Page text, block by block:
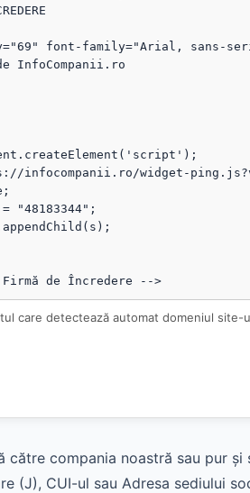
Firmă de Încredere -->
care detectează automat domeniul
către compania noastră sau pur
(J), CUI-ul sau Adresa sediului